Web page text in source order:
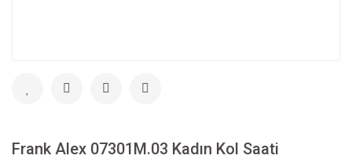
Frank Alex 07301M.03 Kadın Kol Saati